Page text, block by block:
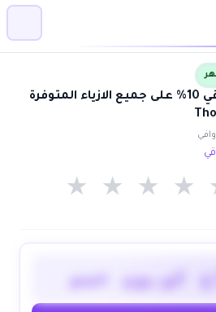
كوبون خصم ذوقي 10% على جميع الازياء المتوفرة
★ ★ ★ ★
كوبون خصم